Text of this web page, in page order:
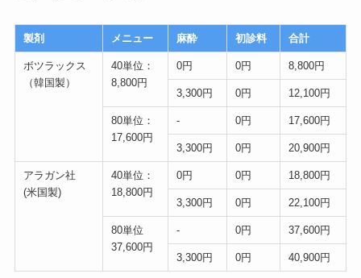
製剤 メニュー 麻酔 初診料 合計
ボツラックス
（韓国製）
40単位：
8,800円
0円 0円 8,800円
3,300円 0円 12,100円
80単位：
17,600円
- 0円 17,600円
3,300円 0円 20,900円
アラガン社
(米国製)
40単位：
18,800円
0円 0円 18,800円
3,300円 0円 22,100円
80単位
37,600円
- 0円 37,600円
3,300円 0円 40,900円